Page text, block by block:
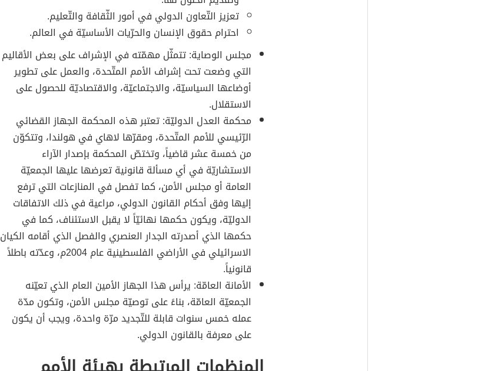
تعزيز التّعاون الدولي في أمور الثّقافة والتّعليم.
احترام حقوق الإنسان والحرّيات الأساسيّة في العالم.
مجلس الوصاية: تتمثّل مهمّته في الإشراف على بعض الأقاليم
التي وضعت تحت إشراف الأمم المتّحدة، والعمل على تطوير
أوضاعها السياسيّة، والاجتماعيّة، والاقتصاديّة للحصول على
الاستقلال.
محكمة العدل الدوليّة: تعتبر هذه المحكمة الجهاز القضائي
الرّئيسي للأمم المتّحدة، ومقرّها لاهاي في هولندا، وتتكوّن
من خمسة عشر قاضياً، وتختصّ المحكمة بإصدار الآراء
الاستشاريّة في أي مسألة قانونية تعرضها عليها الجمعيّة
العامة أو مجلس الأمن، كما تفصل في المنازعات التي ترفع
إليها وفق أحكام القانون الدولي، مراعية في ذلك الاتفاقات
الدوليّة، ويكون حكمها نهائيّاً لا يقبل الاستئناف، كما في
حكمها الذي أصدرته الجدار العنصري والفصل الذي أقامه الكيان
الاسرائيلي في الأراضي الفلسطينية عام 2004م، وعدّته باطلاً
قانونياً.
الأمانة العامّة: يرأس هذا الجهاز الأمين العام الذي تعيّنه
الجمعيّة العامّة، بناءً على توصيّة مجلس الأمن، وتكون مدّة
عمله خمس سنوات قابلة للتّجديد مرّة واحدة، ويجب أن يكون
على معرفة بالقانون الدولي.